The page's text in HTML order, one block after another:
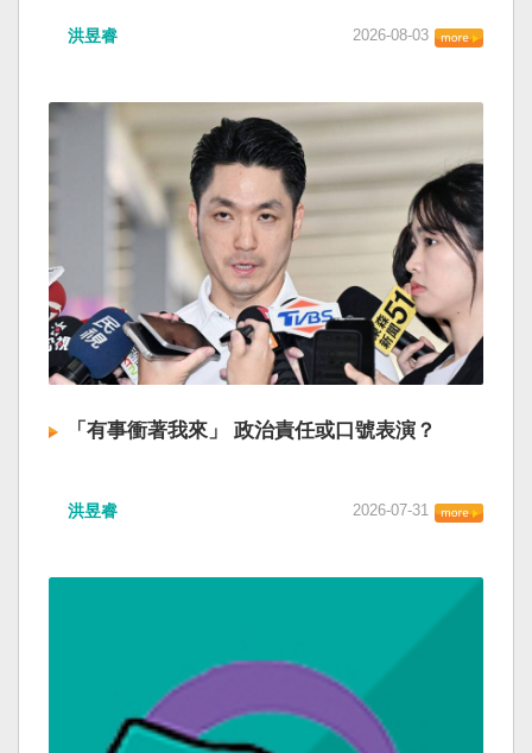
洪昱睿 2026-08-03
「有事衝著我來」 政治責任或口號表演？
洪昱睿 2026-07-31